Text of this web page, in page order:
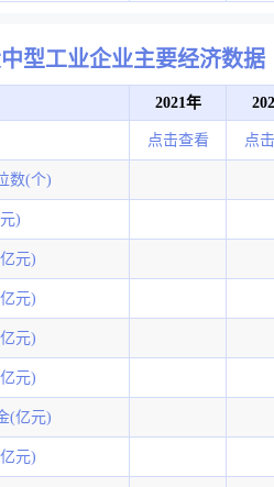
型工业企业主要经济数据
2021年
点击查看 点
数(个)
)
元)
元)
元)
元)
(亿元)
元)